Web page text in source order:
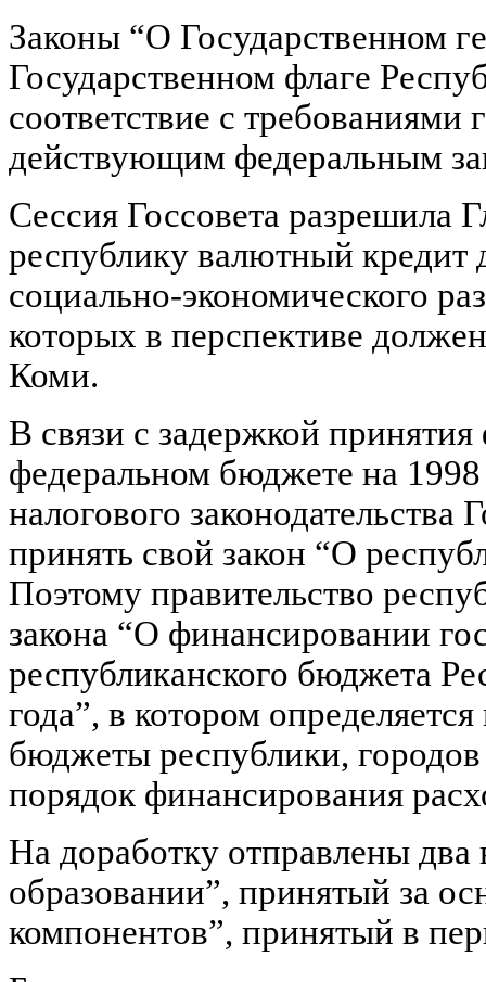
Законы “О Государственном
Государственном флаге
соответствие с требованиями
действующим федеральным
Сессия Госсовета
республику валютный кредит
социально-экономического
которых в перспективе
Коми.
В связи с задержкой
федеральном бюджете на
налогового
принять свой закон “О
Поэтому правительство
закона “О финансировании
республиканского бюджета
года”, в котором
бюджеты республики,
порядок финансирования
На доработку отправлены
образовании”, принятый за
компонентов”, принятый в